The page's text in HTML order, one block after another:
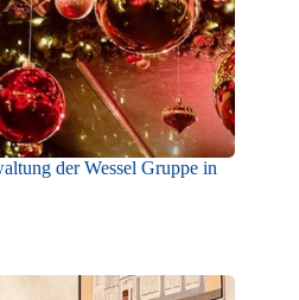
der Wessel Gruppe in